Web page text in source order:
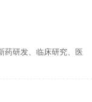
药研发、临床研究、医